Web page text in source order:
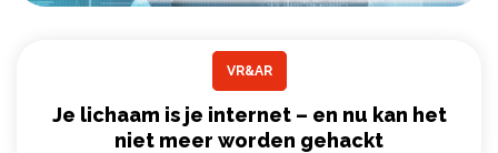
VR&AR
Je lichaam is je internet – en nu kan het
niet meer worden gehackt